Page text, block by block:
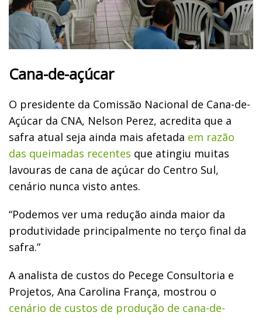
Cana-de-açúcar
O presidente da Comissão Nacional de Cana-de-
Açúcar da CNA, Nelson Perez, acredita que a
safra atual seja ainda mais afetada em razão
das queimadas recentes que atingiu muitas
lavouras de cana de açúcar do Centro Sul,
cenário nunca visto antes.
“Podemos ver uma redução ainda maior da
produtividade principalmente no terço final da
safra.”
A analista de custos do Pecege Consultoria e
Projetos, Ana Carolina França, mostrou o
cenário de custos de produção de cana-de-